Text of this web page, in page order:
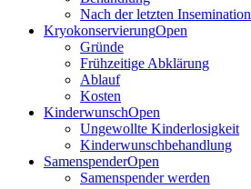
Nach der letzten Insemination
KryokonservierungOpen
Gründe
Frühzeitige Abklärung
Ablauf
Kosten
KinderwunschOpen
Ungewollte Kinderlosigkeit
Kinderwunschbehandlung
SamenspenderOpen
Samenspender werden